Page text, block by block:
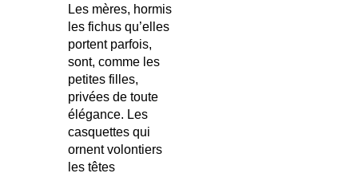
Les mères, hormis
les fichus qu’elles
portent parfois,
sont, comme les
petites filles,
privées de toute
élégance. Les
casquettes qui
ornent volontiers
les têtes